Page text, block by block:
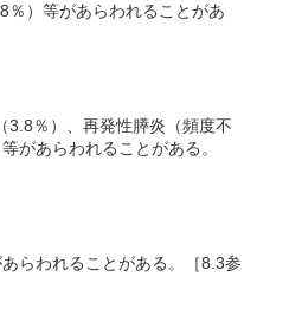
％）等があらわれることがあ
3.8％）、再発性膵炎（頻度不
があらわれることがある。
らわれることがある。［8.3参